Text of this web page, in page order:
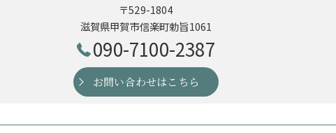
〒529-1804
滋賀県甲賀市信楽町勅旨1061
090-7100-2387
お問い合わせはこちら